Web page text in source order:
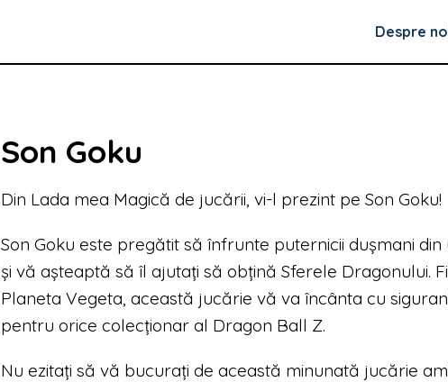
Despre
Son Goku
Din Lada mea Magică de jucării, vi-l prezint pe Son Goku!
Son Goku este pregătit să înfrunte puternicii dușmani
și vă așteaptă să îl ajutați să obțină Sferele Dragonului.
Planeta Vegeta, această jucărie vă va încânta cu
pentru orice colecționar al Dragon Ball Z.
Nu ezitați să vă bucurați de această minunată jucărie